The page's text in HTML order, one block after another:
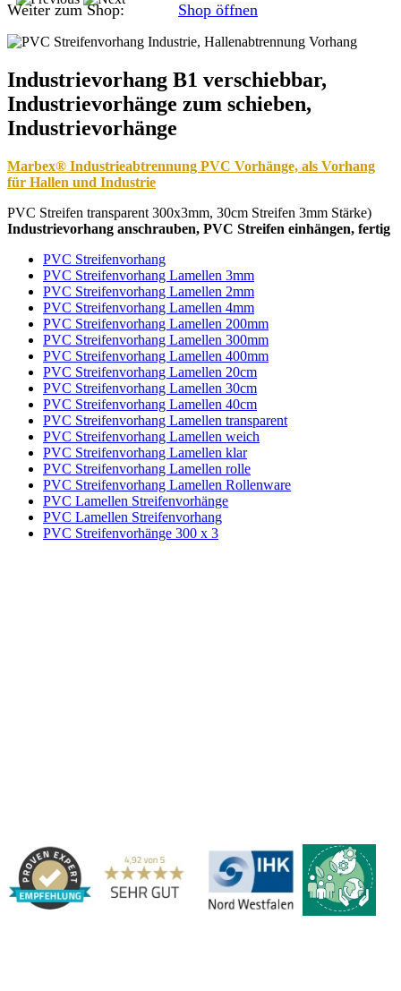
Weiter zum Shop: Shop öffnen
Industrievorhang B1 verschiebbar,
Industrievorhänge zum schieben,
Industrievorhänge
Marbex® Industrieabtrennung PVC Vorhänge, als Vorhang
für Hallen und Industrie
PVC Streifen transparent 300x3mm, 30cm Streifen 3mm Stärke)
Industrievorhang anschrauben, PVC Streifen einhängen, fertig
PVC Streifenvorhang
PVC Streifenvorhang Lamellen 3mm
PVC Streifenvorhang Lamellen 2mm
PVC Streifenvorhang Lamellen 4mm
PVC Streifenvorhang Lamellen 200mm
PVC Streifenvorhang Lamellen 300mm
PVC Streifenvorhang Lamellen 400mm
PVC Streifenvorhang Lamellen 20cm
PVC Streifenvorhang Lamellen 30cm
PVC Streifenvorhang Lamellen 40cm
PVC Streifenvorhang Lamellen transparent
PVC Streifenvorhang Lamellen weich
PVC Streifenvorhang Lamellen klar
PVC Streifenvorhang Lamellen rolle
PVC Streifenvorhang Lamellen Rollenware
PVC Lamellen Streifenvorhänge
PVC Lamellen Streifenvorhang
PVC Streifenvorhänge 300 x 3